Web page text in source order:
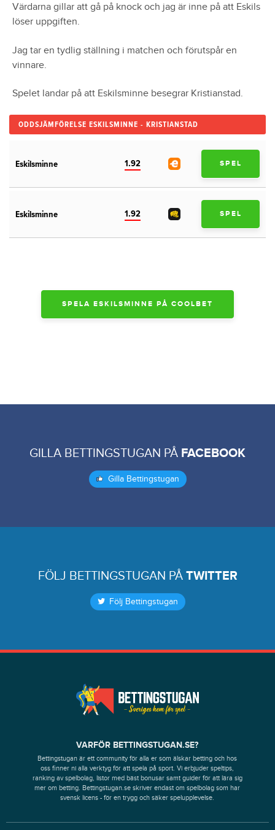
Värdarna gillar att gå på knock och jag är inne på att Eskils
löser uppgiften.
Jag tar en tydlig ställning i matchen och förutspår en
vinnare.
Spelet landar på att Eskilsminne besegrar Kristianstad.
ODDSJÄMFÖRELSE ESKILSMINNE - KRISTIANSTAD
Eskilsminne 1.92 SPEL
Eskilsminne 1.92 SPEL
SPELA ESKILSMINNE PÅ COOLBET
GILLA BETTINGSTUGAN PÅ FACEBOOK
Gilla Bettingstugan
FÖLJ BETTINGSTUGAN PÅ TWITTER
Följ Bettingstugan
VARFÖR BETTINGSTUGAN.SE?
Bettingstugan är ett community för alla er som älskar betting och hos
oss finner ni alla verktyg för att spela på sport. Vi erbjuder speltips,
ranking av spelbolag, listor med bäst bonusar samt guider för att lära sig
mer om betting. Bettingstugan.se skriver endast om spelbolag som har
svensk licens - för en trygg och säker spelupplevelse.